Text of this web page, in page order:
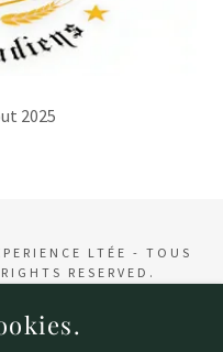
2025
LTÉE - TOUS
RESERVED.
BY